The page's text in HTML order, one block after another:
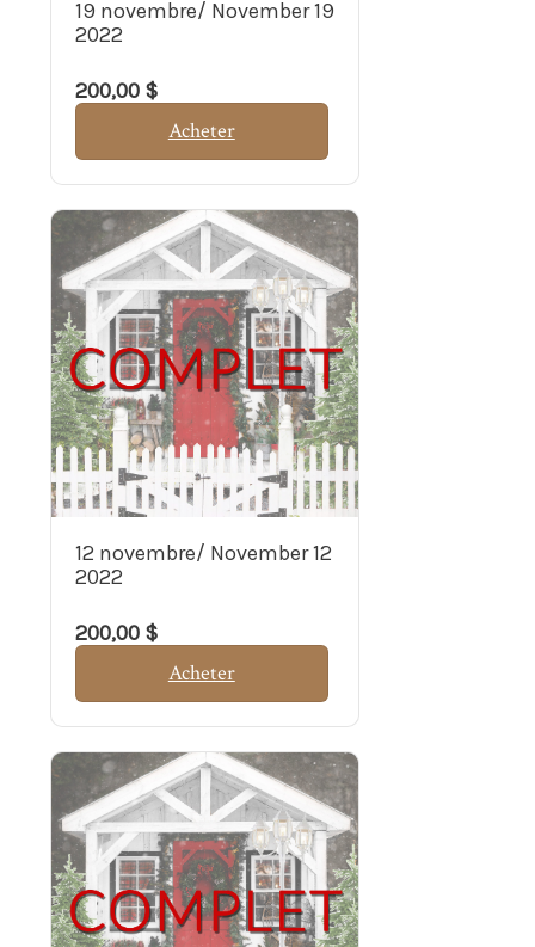
19 novembre/ November 19
2022
200,00 $
Acheter
12 novembre/ November 12
2022
200,00 $
Acheter